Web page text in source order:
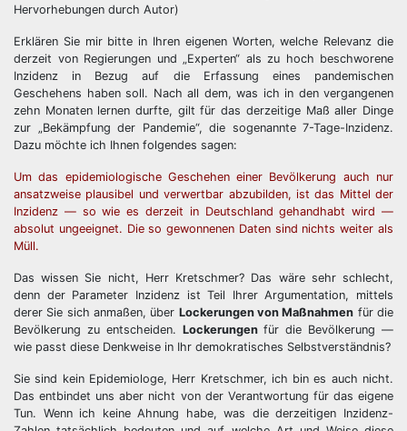
Hervorhebungen durch Autor)
Erklären Sie mir bitte in Ihren eigenen Worten, welche Relevanz die
derzeit von Regierungen und „Experten“ als zu hoch beschworene
Inzidenz in Bezug auf die Erfassung eines pandemischen
Geschehens haben soll. Nach all dem, was ich in den vergangenen
zehn Monaten lernen durfte, gilt für das derzeitige Maß aller Dinge
zur „Bekämpfung der Pandemie“, die sogenannte 7-Tage-Inzidenz.
Dazu möchte ich Ihnen folgendes sagen:
Um das epidemiologische Geschehen einer Bevölkerung auch nur
ansatzweise plausibel und verwertbar abzubilden, ist das Mittel der
Inzidenz — so wie es derzeit in Deutschland gehandhabt wird —
absolut ungeeignet. Die so gewonnenen Daten sind nichts weiter als
Müll.
Das wissen Sie nicht, Herr Kretschmer? Das wäre sehr schlecht,
denn der Parameter Inzidenz ist Teil Ihrer Argumentation, mittels
derer Sie sich anmaßen, über Lockerungen von Maßnahmen für die
Bevölkerung zu entscheiden. Lockerungenfür die Bevölkerung —
wie passt diese Denkweise in Ihr demokratisches Selbstverständnis?
Sie sind kein Epidemiologe, Herr Kretschmer, ich bin es auch nicht.
Das entbindet uns aber nicht von der Verantwortung für das eigene
Tun. Wenn ich keine Ahnung habe, was die derzeitigen Inzidenz-